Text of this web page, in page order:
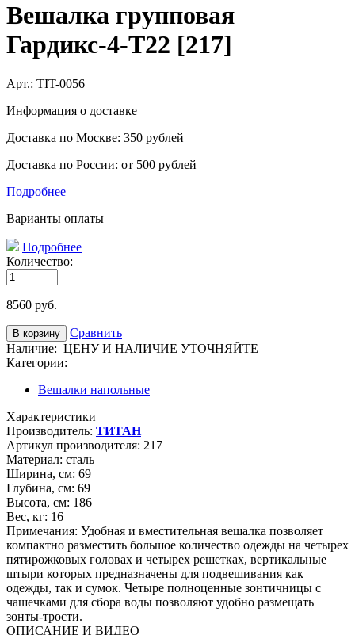
Вешалка групповая
Гардикс-4-Т22 [217]
Арт.: TIT-0056
Информация о доставке
Доставка по Москве: 350 рублей
Доставка по России: от 500 рублей
Подробнее
Варианты оплаты
Подробнее
Количество:
8560 руб.
Сравнить
Наличие: ЦЕНУ И НАЛИЧИЕ УТОЧНЯЙТЕ
Категории:
Вешалки напольные
Характеристики
Производитель: ТИТАН
Артикул производителя: 217
Материал: сталь
Ширина, см: 69
Глубина, см: 69
Высота, см: 186
Вес, кг: 16
Примечания: Удобная и вместительная вешалка позволяет
компактно разместить большое количество одежды на четырех
пятирожковых головах и четырех решетках, вертикальные
штыри которых предназначены для подвешивания как
одежды, так и сумок. Четыре полноценные зонтичницы с
чашечками для сбора воды позволяют удобно размещать
зонты-трости.
ОПИСАНИЕ И ВИДЕО